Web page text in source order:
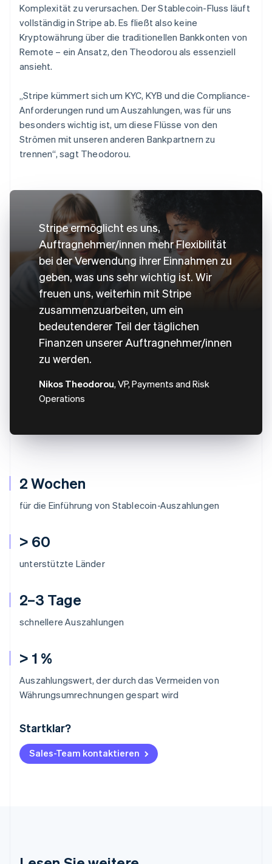
2 Wochen
für die Einführung von Stablecoin-Auszahlungen
> 60
unterstützte Länder
2–3 Tage
schnellere Auszahlungen
> 1 %
Auszahlungswert, der durch das Vermeiden von
Währungsumrechnungen gespart wird
Startklar?
Sales-Team kontaktieren
Komplexität zu verursachen. Der Stablecoin-Fluss läuft
vollständig in Stripe ab. Es fließt also keine
Kryptowährung über die traditionellen Bankkonten von
Remote – ein Ansatz, den Theodorou als essenziell
ansieht.
„Stripe kümmert sich um KYC, KYB und die Compliance-
Anforderungen rund um Auszahlungen, was für uns
besonders wichtig ist, um diese Flüsse von den
Strömen mit unseren anderen Bankpartnern zu
trennen“, sagt Theodorou.
Stripe ermöglicht es uns,
Auftragnehmer/innen mehr Flexibilität
bei der Verwendung ihrer Einnahmen zu
geben, was uns sehr wichtig ist. Wir
freuen uns, weiterhin mit Stripe
zusammenzuarbeiten, um ein
bedeutenderer Teil der täglichen
Finanzen unserer Auftragnehmer/innen
zu werden.
Nikos Theodorou, VP, Payments and Risk
Operations
Australien
Belgien
NederlandsFrançaisDeutschEnglish
DeutschEnglish